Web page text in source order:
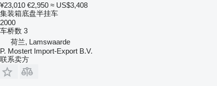
¥23,010 €2,950 ≈ US$3,408
集装箱底盘半挂车
2000
车桥数 3
荷兰, Lamswaarde
P. Mostert Import-Export B.V.
联系卖方